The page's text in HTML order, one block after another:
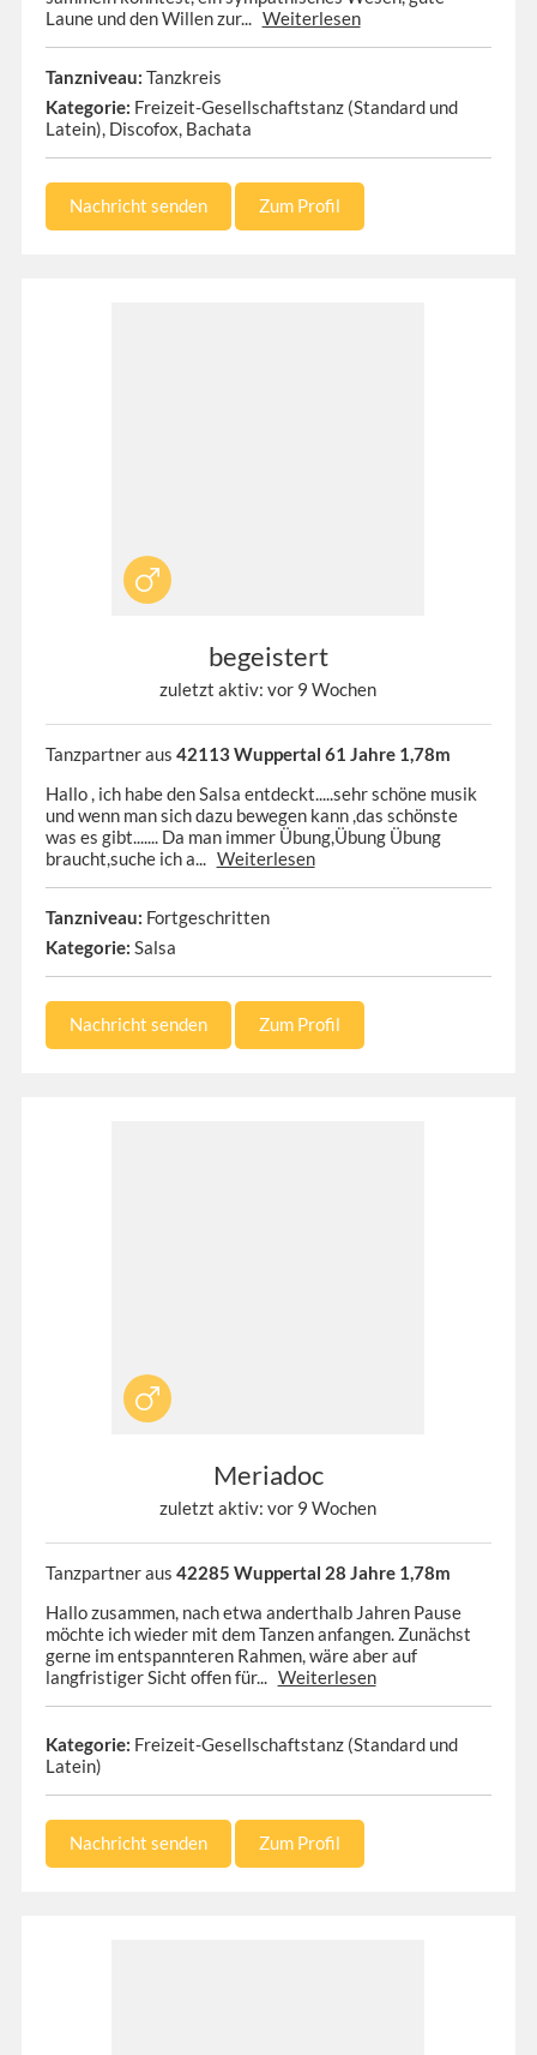
Laune und den Willen zur... Weiterlesen
Tanzniveau: Tanzkreis
Kategorie: Freizeit-Gesellschaftstanz (Standard und
Latein), Discofox, Bachata
Nachricht senden Zum Profil
begeistert
zuletzt aktiv: vor 9 Wochen
Tanzpartner aus 42113 Wuppertal 61 Jahre 1,78m
Hallo , ich habe den Salsa entdeckt.....sehr schöne musik
und wenn man sich dazu bewegen kann ,das schönste
was es gibt....... Da man immer Übung,Übung Übung
braucht,suche ich a... Weiterlesen
Tanzniveau: Fortgeschritten
Kategorie: Salsa
Nachricht senden Zum Profil
Meriadoc
zuletzt aktiv: vor 9 Wochen
Tanzpartner aus 42285 Wuppertal 28 Jahre 1,78m
Hallo zusammen, nach etwa anderthalb Jahren Pause
möchte ich wieder mit dem Tanzen anfangen. Zunächst
gerne im entspannteren Rahmen, wäre aber auf
langfristiger Sicht offen für... Weiterlesen
Kategorie: Freizeit-Gesellschaftstanz (Standard und
Latein)
Nachricht senden Zum Profil